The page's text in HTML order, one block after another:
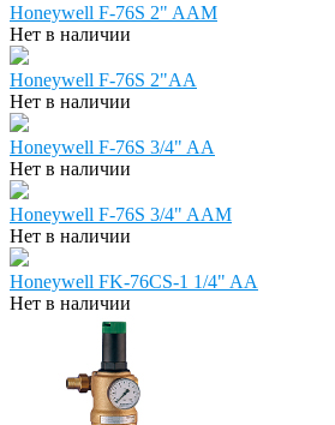
Honeywell F-76S 2" AAM
Нет в наличии
Honeywell F-76S 2"AA
Нет в наличии
Honeywell F-76S 3/4" AA
Нет в наличии
Honeywell F-76S 3/4" AAM
Нет в наличии
Honeywell FK-76CS-1 1/4" AA
Нет в наличии